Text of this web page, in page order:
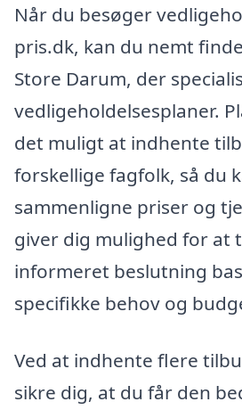
Når du besøger
pris.dk, kan du nemt
Store Darum, der
vedligeholdelsesplaner.
det muligt at indhente
forskellige fagfolk, så du
sammenligne priser og
giver dig mulighed for at
informeret beslutning
specifikke behov og
Ved at indhente flere
sikre dig, at du får den